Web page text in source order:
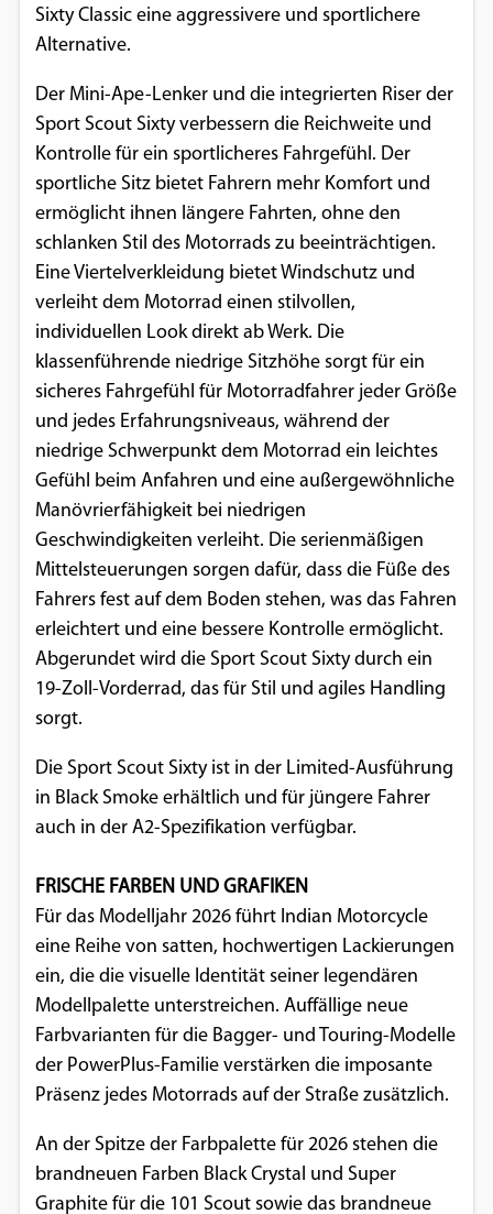
Sixty Classic eine aggressivere und sportlichere
Alternative.
Der Mini-Ape-Lenker und die integrierten Riser der
Sport Scout Sixty verbessern die Reichweite und
Kontrolle für ein sportlicheres Fahrgefühl. Der
sportliche Sitz bietet Fahrern mehr Komfort und
ermöglicht ihnen längere Fahrten, ohne den
schlanken Stil des Motorrads zu beeinträchtigen.
Eine Viertelverkleidung bietet Windschutz und
verleiht dem Motorrad einen stilvollen,
individuellen Look direkt ab Werk. Die
klassenführende niedrige Sitzhöhe sorgt für ein
sicheres Fahrgefühl für Motorradfahrer jeder Größe
und jedes Erfahrungsniveaus, während der
niedrige Schwerpunkt dem Motorrad ein leichtes
Gefühl beim Anfahren und eine außergewöhnliche
Manövrierfähigkeit bei niedrigen
Geschwindigkeiten verleiht. Die serienmäßigen
Mittelsteuerungen sorgen dafür, dass die Füße des
Fahrers fest auf dem Boden stehen, was das Fahren
erleichtert und eine bessere Kontrolle ermöglicht.
Abgerundet wird die Sport Scout Sixty durch ein
19-Zoll-Vorderrad, das für Stil und agiles Handling
sorgt.
Die Sport Scout Sixty ist in der Limited-Ausführung
in Black Smoke erhältlich und für jüngere Fahrer
auch in der A2-Spezifikation verfügbar.
FRISCHE FARBEN UND GRAFIKEN
Für das Modelljahr 2026 führt Indian Motorcycle
eine Reihe von satten, hochwertigen Lackierungen
ein, die die visuelle Identität seiner legendären
Modellpalette unterstreichen. Auffällige neue
Farbvarianten für die Bagger- und Touring-Modelle
der PowerPlus-Familie verstärken die imposante
Präsenz jedes Motorrads auf der Straße zusätzlich.
An der Spitze der Farbpalette für 2026 stehen die
brandneuen Farben Black Crystal und Super
Graphite für die 101 Scout sowie das brandneue